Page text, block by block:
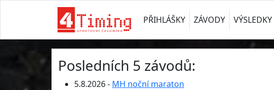
PŘIHLÁŠKY ZÁVODY VÝSLEDKY
Posledních 5 závodů:
5.8.2026 - MH noční maraton